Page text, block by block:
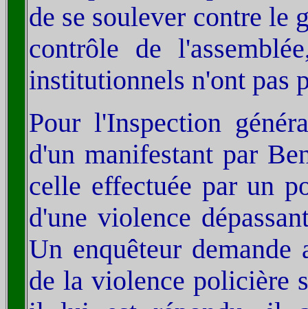
de se soulever contre le
contrôle de
institutionnels n'ont pas
Pour l'Inspection
d'un manifestant par
celle effectuée par un
d'une violence
Un enquêteur
de la violence policière